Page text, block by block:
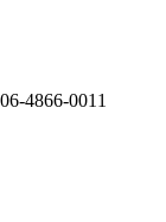
06-4866-0011